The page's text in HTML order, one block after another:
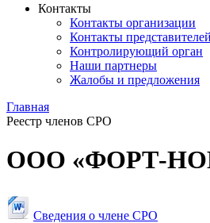
Контакты
Контакты организации
Контакты представителей
Контролирующий орган
Наши партнеры
Жалобы и предложения
Главная
Реестр членов СРО
ООО «ФОРТ-
Сведения о члене СРО